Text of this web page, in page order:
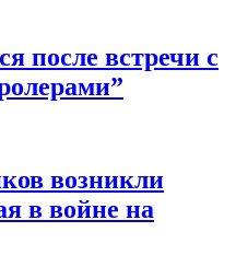
после встречи с
возникли
в войне на